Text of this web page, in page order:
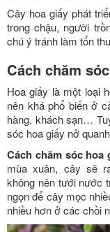
Cây hoa giấy phát
trong chậu, người
chú ý tránh làm tổn
Cách chăm
Hoa giấy là một loại
nên khá phổ biến ở
hàng, khách sạn…
sóc hoa giấy nở
Cách chăm sóc hoa
mùa xuân, cây sẽ
không nên tưới nước
ngọn để cây mọc
nhiều hơn ở các chồi